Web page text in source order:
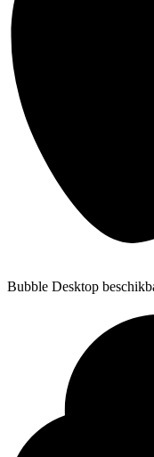
Bubble Desktop